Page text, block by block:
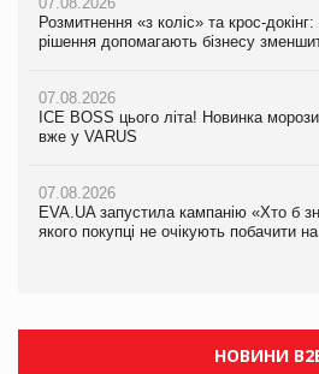
Розмитнення «з коліс» та крос-докінг:
рішення допомагають бізнесу
07.08.2026
ICE BOSS цього літа! Новинка
вже у VARUS
07.08.2026
EVA.UA запустила кампанію «Хто б
якого покупці не очікують побачити
07.08.2026
EVA.UA запустила кампанію «Хто б
06.08.2026
Смачна новинка для хвостатих: у
05.08.2026
Мережа супермаркетів VARUS купує
Kraft Heinz скоротила збиток у
Продажі Hugo Boss впали на 9%
НОВИНИ